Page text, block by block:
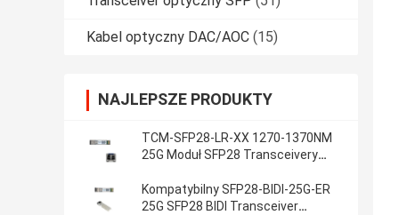
Kabel optyczny DAC/AOC (15)
NAJLEPSZE PRODUKTY
TCM-SFP28-LR-XX 1270-1370NM
25G Moduł SFP28 Transceivery
Kompatybilny SFP28-BIDI-25G-ER
25G SFP28 BIDI Transceiver